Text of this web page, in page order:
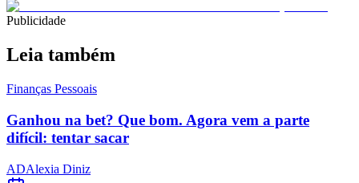
Publicidade
Leia também
Finanças Pessoais
Ganhou na bet? Que bom. Agora vem a parte
difícil: tentar sacar
ADAlexia Diniz